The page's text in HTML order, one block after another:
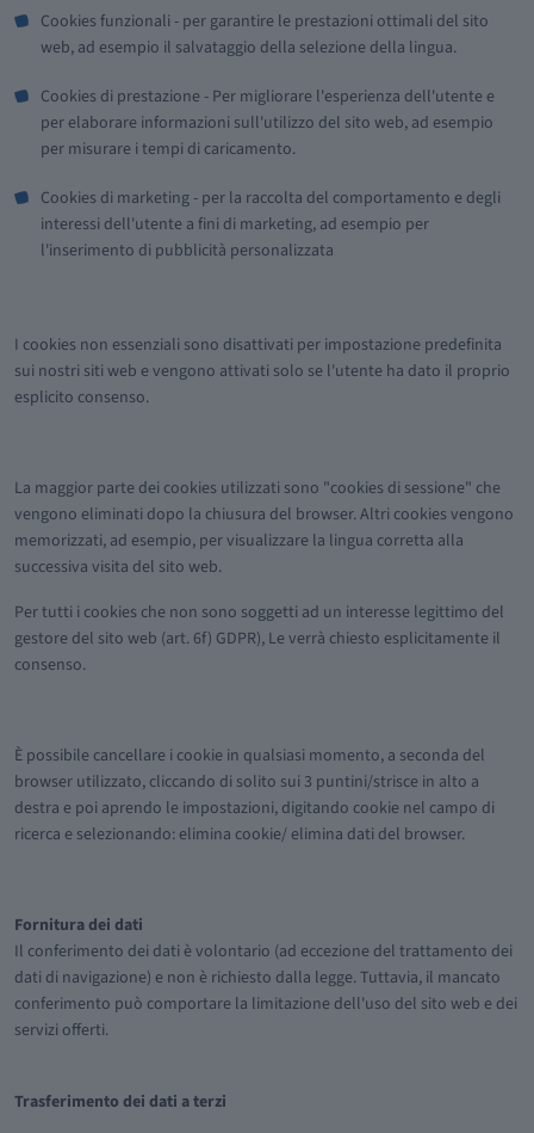
Cookies funzionali - per garantire le prestazioni ottimali del sito
web, ad esempio il salvataggio della selezione della lingua.
Cookies di prestazione - Per migliorare l'esperienza dell'utente e
per elaborare informazioni sull'utilizzo del sito web, ad esempio
per misurare i tempi di caricamento.
Cookies di marketing - per la raccolta del comportamento e degli
interessi dell'utente a fini di marketing, ad esempio per
l'inserimento di pubblicità personalizzata
I cookies non essenziali sono disattivati per impostazione predefinita
sui nostri siti web e vengono attivati solo se l'utente ha dato il proprio
esplicito consenso.
La maggior parte dei cookies utilizzati sono "cookies di sessione" che
vengono eliminati dopo la chiusura del browser. Altri cookies vengono
memorizzati, ad esempio, per visualizzare la lingua corretta alla
successiva visita del sito web.
Per tutti i cookies che non sono soggetti ad un interesse legittimo del
gestore del sito web (art. 6f) GDPR), Le verrà chiesto esplicitamente il
consenso.
È possibile cancellare i cookie in qualsiasi momento, a seconda del
browser utilizzato, cliccando di solito sui 3 puntini/strisce in alto a
destra e poi aprendo le impostazioni, digitando cookie nel campo di
ricerca e selezionando: elimina cookie/ elimina dati del browser.
Fornitura dei dati
Il conferimento dei dati è volontario (ad eccezione del trattamento dei
dati di navigazione) e non è richiesto dalla legge. Tuttavia, il mancato
conferimento può comportare la limitazione dell'uso del sito web e dei
servizi offerti.
Trasferimento dei dati a terzi